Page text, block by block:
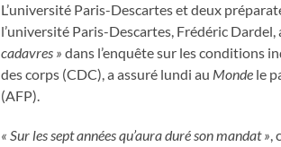
L’université Paris-Descartes et deux
l’université Paris-Descartes, Frédéric
cadavres » dans l’enquête sur les conditions
des corps (CDC), a assuré lundi au Monde le
(AFP).
« Sur les sept années qu’aura duré son mandat »,